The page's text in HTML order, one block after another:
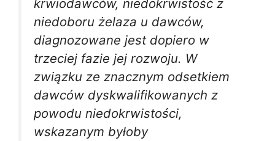
krwiodawców, niedokrwistość z
niedoboru żelaza u dawców,
diagnozowane jest dopiero w
trzeciej fazie jej rozwoju. W
związku ze znacznym odsetkiem
dawców dyskwalifikowanych z
powodu niedokrwistości,
wskazanym byłoby